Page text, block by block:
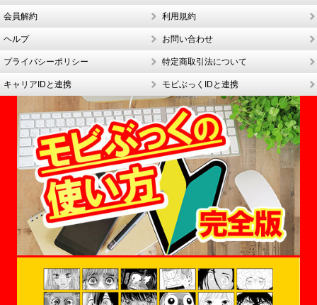
会員解約 利用規約
ヘルプ お問い合わせ
プライバシーポリシー 特定商取引法について
キャリアIDと連携 モビぶっくIDと連携